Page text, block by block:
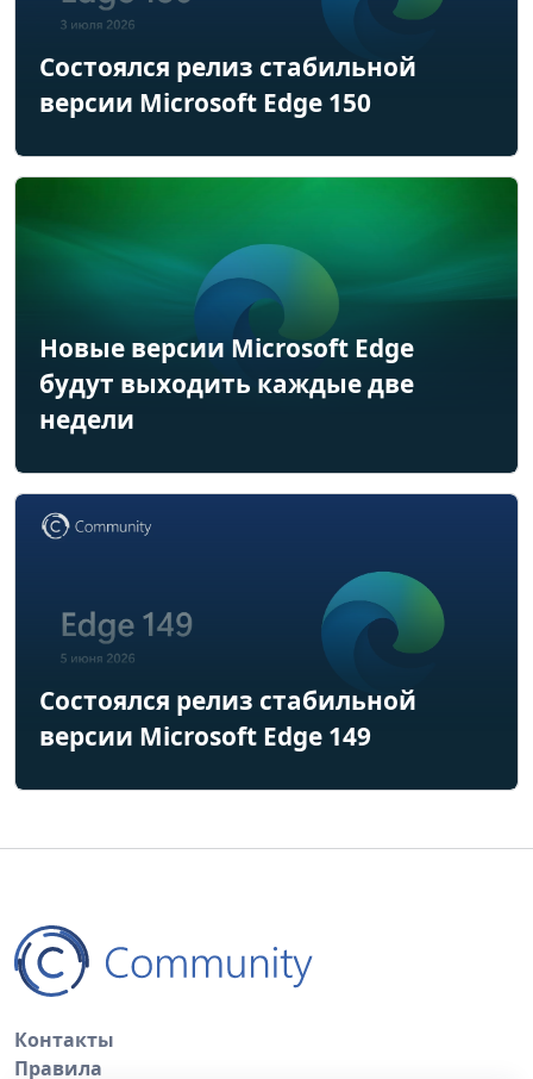
Состоялся релиз стабильной
версии Microsoft Edge 150
Новые версии Microsoft Edge
будут выходить каждые две
недели
Состоялся релиз стабильной
версии Microsoft Edge 149
Контакты
Правила